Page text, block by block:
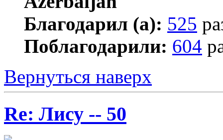
Благодарил (а): 525
Поблагодарили: 604
Вернуться наверх
Re: Лису -- 50